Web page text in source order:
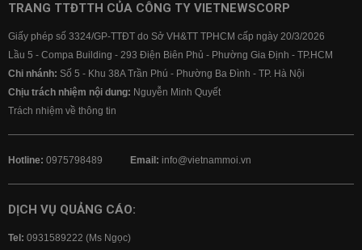
TRANG TTĐTTH CỦA CÔNG TY VIETNEWSCORP
Giấy phép số 3324/GP-TTĐT do Sở VH&TT TPHCM cấp ngày 20/3/2026
Lầu 5 - Compa Building - 293 Điện Biên Phủ - Phường Gia Định - TP.HCM
Chi nhánh: Số 5 - Khu 38A Trần Phú - Phường Ba Đình - TP. Hà Nội
Chịu trách nhiệm nội dung: Nguyễn Minh Quyết
Trách nhiệm về thông tin
Hotline: 0975798489 Email: info@vietnammoi.vn
DỊCH VỤ QUẢNG CÁO:
Tel: 0931589222 (Ms Ngọc)